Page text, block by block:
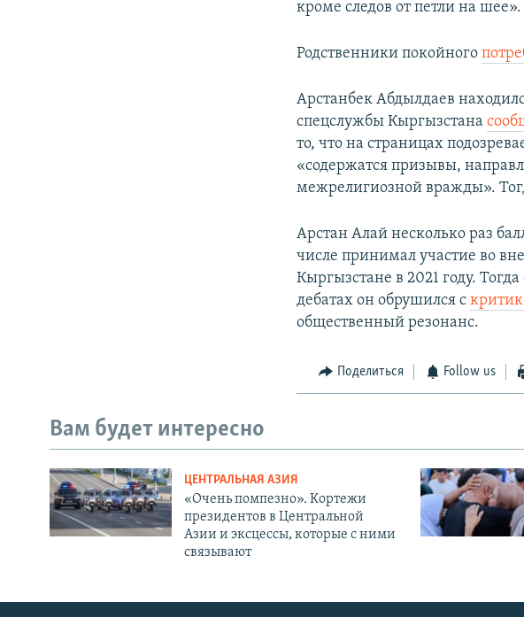
кроме следов от петли на шее».
Родственники покойного
Арстанбек Абдылдаев
спецслужбы Кыргызстана
то, что на страницах
«содержатся призывы,
межрелигиозной вражды».
Арстан Алай несколько раз
числе принимал участие во
Кыргызстане в 2021 году.
дебатах он обрушился с
общественный резонанс.
Поделиться Follow us
Вам будет интересно
ЦЕНТРАЛЬНАЯ АЗИЯ
«Очень помпезно». Кортежи
президентов в Центральной
Азии и эксцессы, которые с ними
связывают